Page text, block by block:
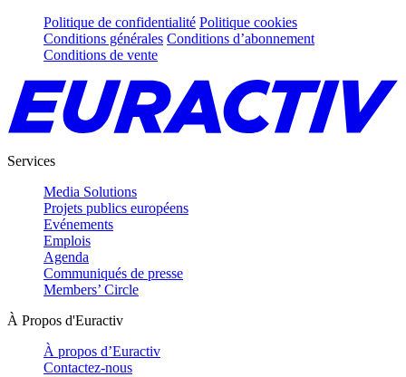
Politique de confidentialité Politique cookies
Conditions générales Conditions d’abonnement
Conditions de vente
Services
Media Solutions
Projets publics européens
Evénements
Emplois
Agenda
Communiqués de presse
Members’ Circle
À Propos d'Euractiv
À propos d’Euractiv
Contactez-nous